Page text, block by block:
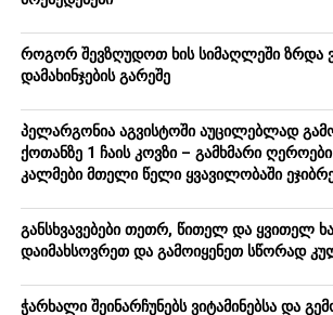
როგორ შევზღუდოთ ხის სიმაღლეში ზრდა
დამახინჯების გარეშე
პელარგონია აგვისტოში აუცილებლად
ქოთანზე 1 ჩაის კოვზი – გამხმარი
კალმები მთელი წელი ყვავილობაში
განსხვავებები თეთრ, წითელ და ყვითელ
დაიმახსოვრეთ და გამოიყენეთ სწორად
ჭარხალი შეინარჩუნებს ვიტამინებსა და